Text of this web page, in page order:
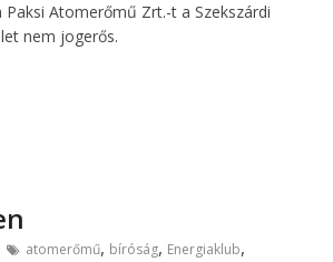
Atomerőmű Zrt.-t a Szekszárdi
nem jogerős.
atomerőmű, bíróság, Energiaklub,